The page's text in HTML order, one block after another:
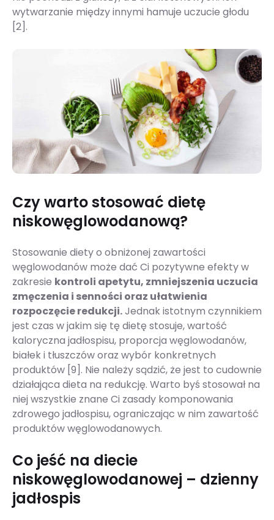
wytwarzanie między innymi hamuje uczucie głodu
[2].
Czy warto stosować dietę
niskowęglowodanową?
Stosowanie diety o obniżonej zawartości
węglowodanów może dać Ci pozytywne efekty w
zakresie kontroli apetytu, zmniejszenia uczucia
zmęczenia i senności oraz ułatwienia
rozpoczęcie redukcji.Jednak istotnym czynnikiem
jest czas w jakim się tę dietę stosuje, wartość
kaloryczna jadłospisu, proporcja węglowodanów,
białek i tłuszczów oraz wybór konkretnych
produktów [9]. Nie należy sądzić, że jest to cudownie
działająca dieta na redukcję. Warto byś stosował na
niej wszystkie znane Ci zasady komponowania
zdrowego jadłospisu, ograniczając w nim zawartość
produktów węglowodanowych.
Co jeść na diecie
niskowęglowodanowej – dzienny
jadłospis